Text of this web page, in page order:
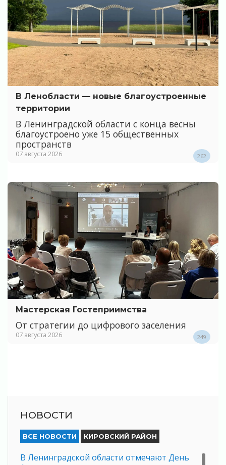
В Ленобласти — новые благоустроенные
территории
В Ленинградской области с конца весны
благоустроено уже 15 общественных
пространств
07 августа 2026 262
Мастерская Гостеприимства
От стратегии до цифрового заселения
07 августа 2026 249
НОВОСТИ
ВСЕ НОВОСТИ КИРОВСКИЙ РАЙОН
В Ленинградской области отмечают День